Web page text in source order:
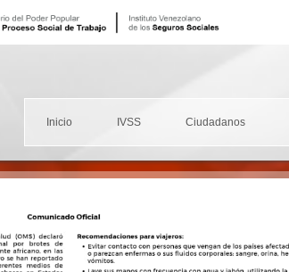
Inicio IVSS Ciudadanos